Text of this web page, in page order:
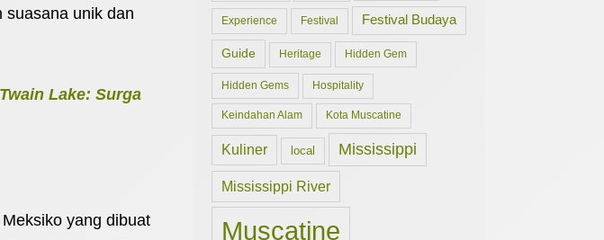
suasana unik dan
Lake: Surga
yang dibuat
Experience Festival Festival Budaya
Guide Heritage Hidden Gem
Hidden Gems Hospitality
Keindahan Alam Kota Muscatine
Kuliner local Mississippi
Mississippi River
Muscatine